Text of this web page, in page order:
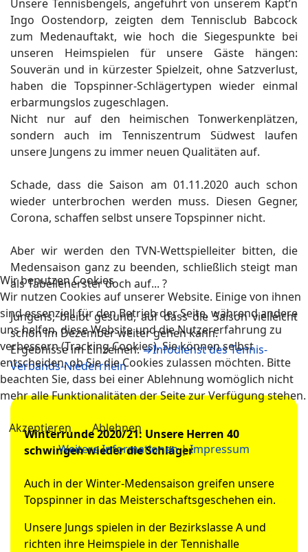
Unsere Tennisbengels, angeführt von unserem Käpt’n
Ingo Oostendorp, zeigten dem Tennisclub Babcock
zum Medenauftakt, wie hoch die Siegespunkte bei
unseren Heimspielen für unsere Gäste hängen:
Souverän und in kürzester Spielzeit, ohne Satzverlust,
haben die Topspinner-Schlägertypen wieder einmal
erbarmungslos zugeschlagen.
Nicht nur auf den heimischen Tonwerkenplätzen,
sondern auch im Tenniszentrum Südwest laufen
unsere Jungens zu immer neuen Qualitäten auf.
Schade, dass die Saison am 01.11.2020 auch schon
wieder unterbrochen werden muss. Diesen Gegner,
Corona, schaffen selbst unsere Topspinner nicht.
Aber wir werden den TVN-Wettspielleiter bitten, die
Medensaison ganz zu beenden, schließlich steigt man
als Tabellenerster doch auf... ?
Jungens, bleibt gesund, auf dass die Saison vielleicht
schon im Dezember weiter gehen kann.
Ergebnisse im Einzelnen:⇒Infodienst des Tennis-
Verbands-Niederrhein
Winterrunde 2020/21: Unsere Herren 40
schwingen wieder die Schläger
Auch in der Winter-Medensaison greifen unsere
Topspinner in das Meisterschaftsgeschehen ein.
Unsere Jungs spielen in der Bezirkslasse A und
richten ihre Heimspiele in der Tennishalle
Wir benutzen Cookies
Wir nutzen Cookies auf unserer Website. Einige von ihnen
sind essenziell für den Betrieb der Seite, während andere
uns helfen, diese Website und die Nutzererfahrung zu
verbessern (Tracking Cookies). Sie können selbst
entscheiden, ob Sie die Cookies zulassen möchten. Bitte
beachten Sie, dass bei einer Ablehnung womöglich nicht
mehr alle Funktionalitäten der Seite zur Verfügung stehen.
Akzeptieren
Ablehnen
Weitere Informationen|Impressum